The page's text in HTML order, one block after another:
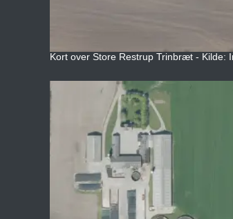
Kort over Store Restrup Trinbræt - Kilde: